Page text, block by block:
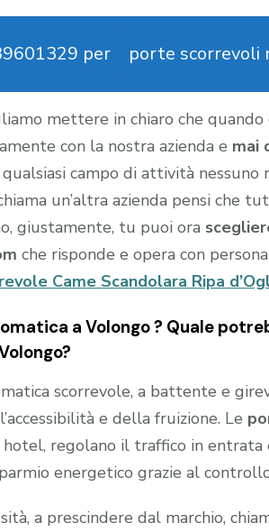
per porte scorrevoli
mettere in chiaro che quando
con la nostra azienda e mai
campo di attività nessuno
un’altra azienda pensi che
giustamente, tu puoi ora
che risponde e opera con
Came Scandolara Ripa
a Volongo ? Quale
scorrevole, a battente e
e della fruizione. Le
hotel, regolano il traffico in
energetico grazie al
a prescindere dal marchio,